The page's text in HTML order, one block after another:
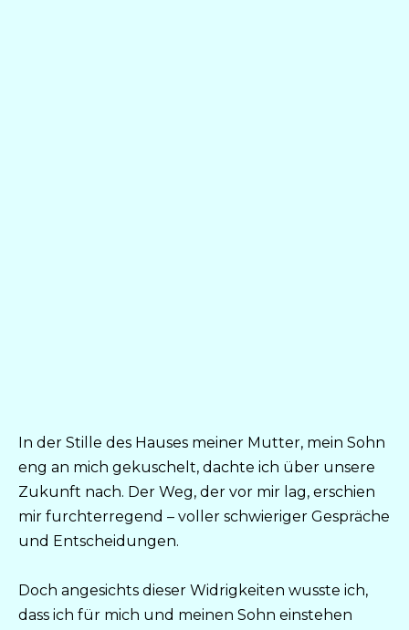
In der Stille des Hauses meiner Mutter, mein Sohn
eng an mich gekuschelt, dachte ich über unsere
Zukunft nach. Der Weg, der vor mir lag, erschien
mir furchterregend – voller schwieriger Gespräche
und Entscheidungen.
Doch angesichts dieser Widrigkeiten wusste ich,
dass ich für mich und meinen Sohn einstehen